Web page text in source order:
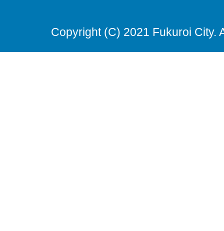
Copyright (C) 2021 Fukuroi City.